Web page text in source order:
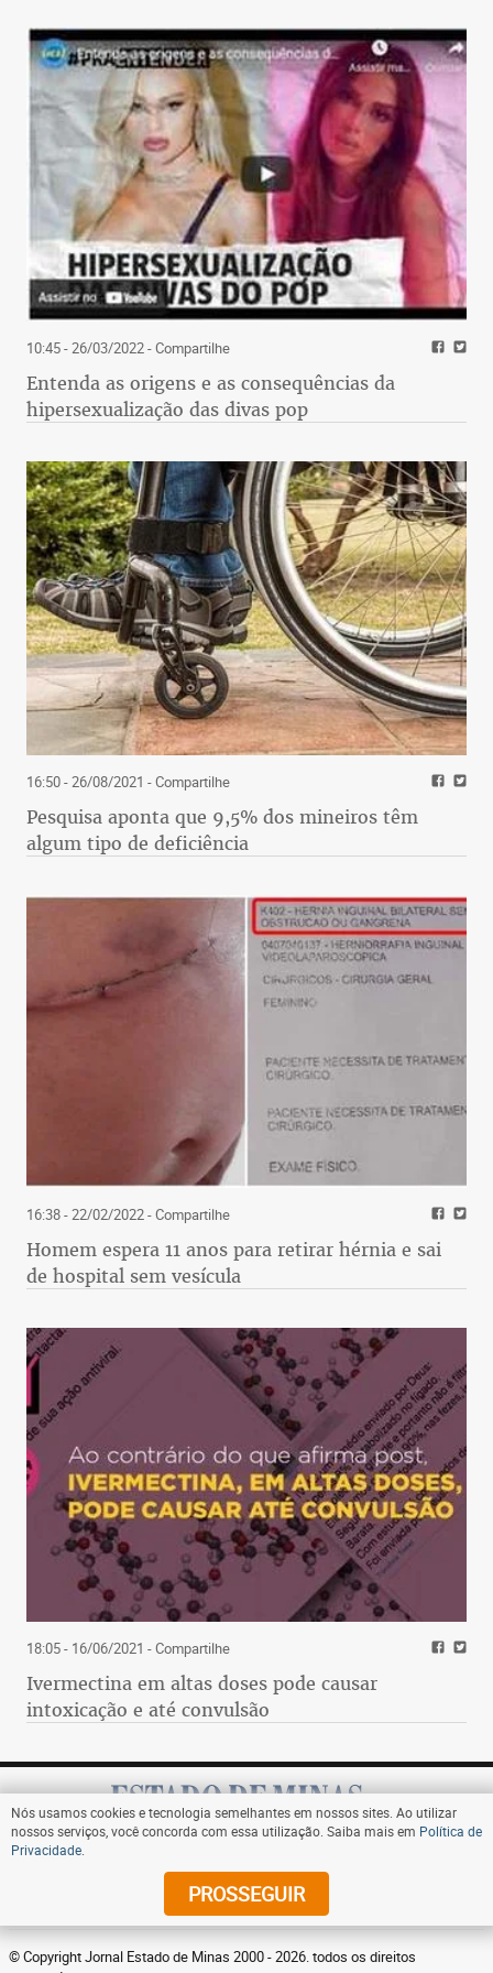
cosmopolita, os cremes Mandacaru, criados pela
L’Occitane au Brèsil, viraram sucesso. Além de
requisitado pela rede em outros países, foi lançado
agora até em frascos para viagens – menores.
Dizem que na pele ressecada pelo frio, o extrato da
plantinha do agreste faz milagres.
MODERNOS ETERNOS
começa hoje
A programação da Modernos Eternos vem com
uma novidade para as ruas da capital: a ação
Street em Belo Horizonte. Em parceria com a
tomar conta da Praça do Papa, com a exposição de
cadeiras e bancos assinados por 13 arquitetos e
designers – são peças funcionais e arrojadas, que
utilizam diversas soluções em aço, permitindo
interação com o público. Após a instalação do
mobiliário, a cargo da Accero e BH Dobra, nove
artistas plásticos irão customizá-los no local. A
Modernos eternos street dá início à programação
da mostra, que tem curadoria e realização local
assinadas por Josette Davis. Já na terça-feira, 25,
inicia-se a quarta edição da exposição, em um
casarão no Bairro Mangabeiras.
Pelo terceiro ano consecutivo, a Modernos Eternos
realiza-se em um imóvel de estilo brutalista,
inovadora, a feira lançou o conceito mix&match,
onde mistura, com muito equilíbrio e charme,
peças antigas e contemporâneas, traduzindo um
“jeito brasileiro” único de decorar. A arquitetura
arrojada da casa, assinada por Marco Antônio de
Pádua, configura-se como a primeira atração da
exposição, que em 2019 contará com 26 ambientes
assinados por profissionais.
A Modernos eternos tem características muito
está à venda, desde os móveis, objetos e arte até o
talento dos profissionais que projetam seus
sentidos – inclusive ao dispensar
reformas e construções, privilegiando as
produções – simples
e sofisticadas montagens –, que se tornam vitrines
decoração mais atual do mundo.
10:45 - 26/03/2022- Compartilhe
Entenda as origens e as consequências da
hipersexualização das divas pop
16:50 - 26/08/2021 - Compartilhe
Pesquisa aponta que 9,5% dos mineiros têm
algum tipo de deficiência
16:38 - 22/02/2022- Compartilhe
Homem espera 11 anos para retirar hérnia e sai
de hospital sem vesícula
18:05 - 16/06/2021 - Compartilhe
Ivermectina em altas doses pode causar
intoxicação e até convulsão
Assine
© Copyright Jornal Estado de Minas 2000 - 2026. todos os direitos
Nós usamos cookies e tecnologia semelhantes em nossos sites. Ao utilizar
nossos serviços, você concorda com essa utilização. Saiba mais em Política de
Privacidade
PROSSEGUIR